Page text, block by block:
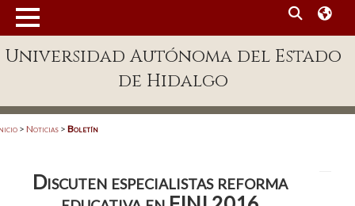
Enlaces
Patronato
Universidad Autónoma del Estado
de Hidalgo
> Noticias > Boletín
Discuten especialistas reforma